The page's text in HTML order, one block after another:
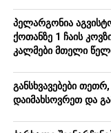
პელარგონია
ქოთანზე 1 ჩაის
კალმები მთელი
განსხვავებები
დაიმახსოვრეთ და